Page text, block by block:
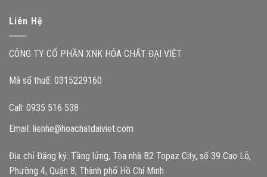
Liên Hệ
CÔNG TY CỔ PHẦN XNK HÓA CHẤT ĐẠI VIỆT
Mã số thuế: 0315229160
Call: 0935 516 538
Email: lienhe@hoachatdaiviet.com
Địa chỉ Đăng ký: Tầng lửng, Tòa nhà B2 Topaz City, số 39 Cao Lỗ,
Phường 4, Quận 8, Thành phố Hồ Chí Minh